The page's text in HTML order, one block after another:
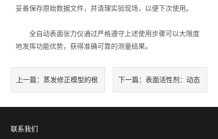
妥善保存原始数据文件，并清理实验现场，以便下次使用。
全自动表面张力仪通过严格遵守上述使用步骤可以大限度
地发挥功能优势，获得准确可靠的测量结果。
上一篇： 蒸发修正模型的根
建构
下一篇： 表面活性剂：动态
联系我们